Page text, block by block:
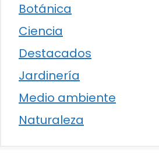
Botánica
Ciencia
Destacados
Jardinería
Medio ambiente
Naturaleza